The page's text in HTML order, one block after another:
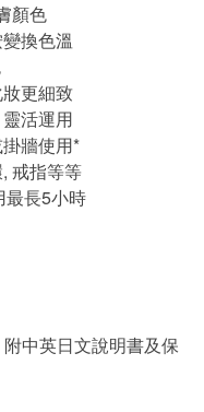
顏色
換色溫
更細致
活運用
牆使用*
戒指等等
最長5小時
中英日文說明書及保